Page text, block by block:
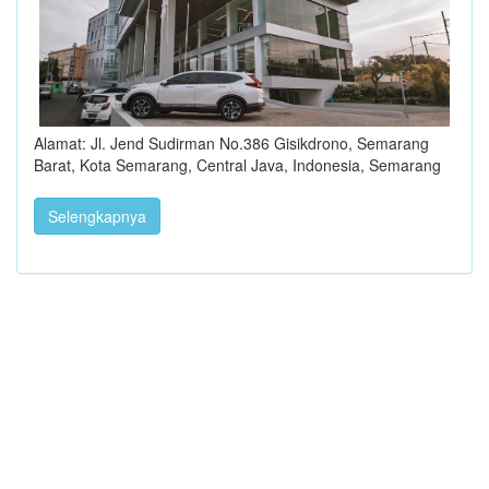
Alamat: Jl. Jend Sudirman No.386 Gisikdrono, Semarang
Barat, Kota Semarang, Central Java, Indonesia, Semarang
Selengkapnya